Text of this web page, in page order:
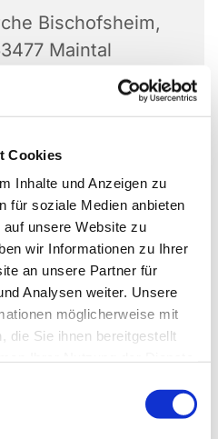
Cookies
Inhalte und Anzeigen zu
für soziale Medien anbieten
unsere Website zu
wir Informationen zu Ihrer
an unsere Partner für
Analysen weiter. Unsere
möglicherweise mit
die Sie ihnen bereitgestellt
Bischofsheim,
Maintal
Windspiel